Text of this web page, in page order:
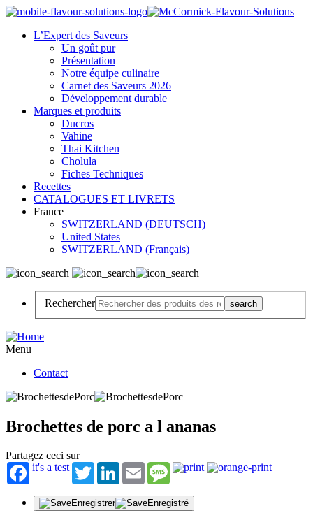
L’Expert des Saveurs
Un goût pur
Présentation
Notre équipe culinaire
Carnet des Saveurs 2026
Développement durable
Marques et produits
Ducros
Vahine
Thai Kitchen
Cholula
Fiches Techniques
Recettes
CATALOGUES ET LIVRETS
France
SWITZERLAND (DEUTSCH)
United States
SWITZERLAND (Français)
Rechercher
Menu
Contact
Brochettes de porc a l ananas
Partagez ceci sur
it's a test
TwitterLinkedInEmail Message
Enregistrer Enregistré